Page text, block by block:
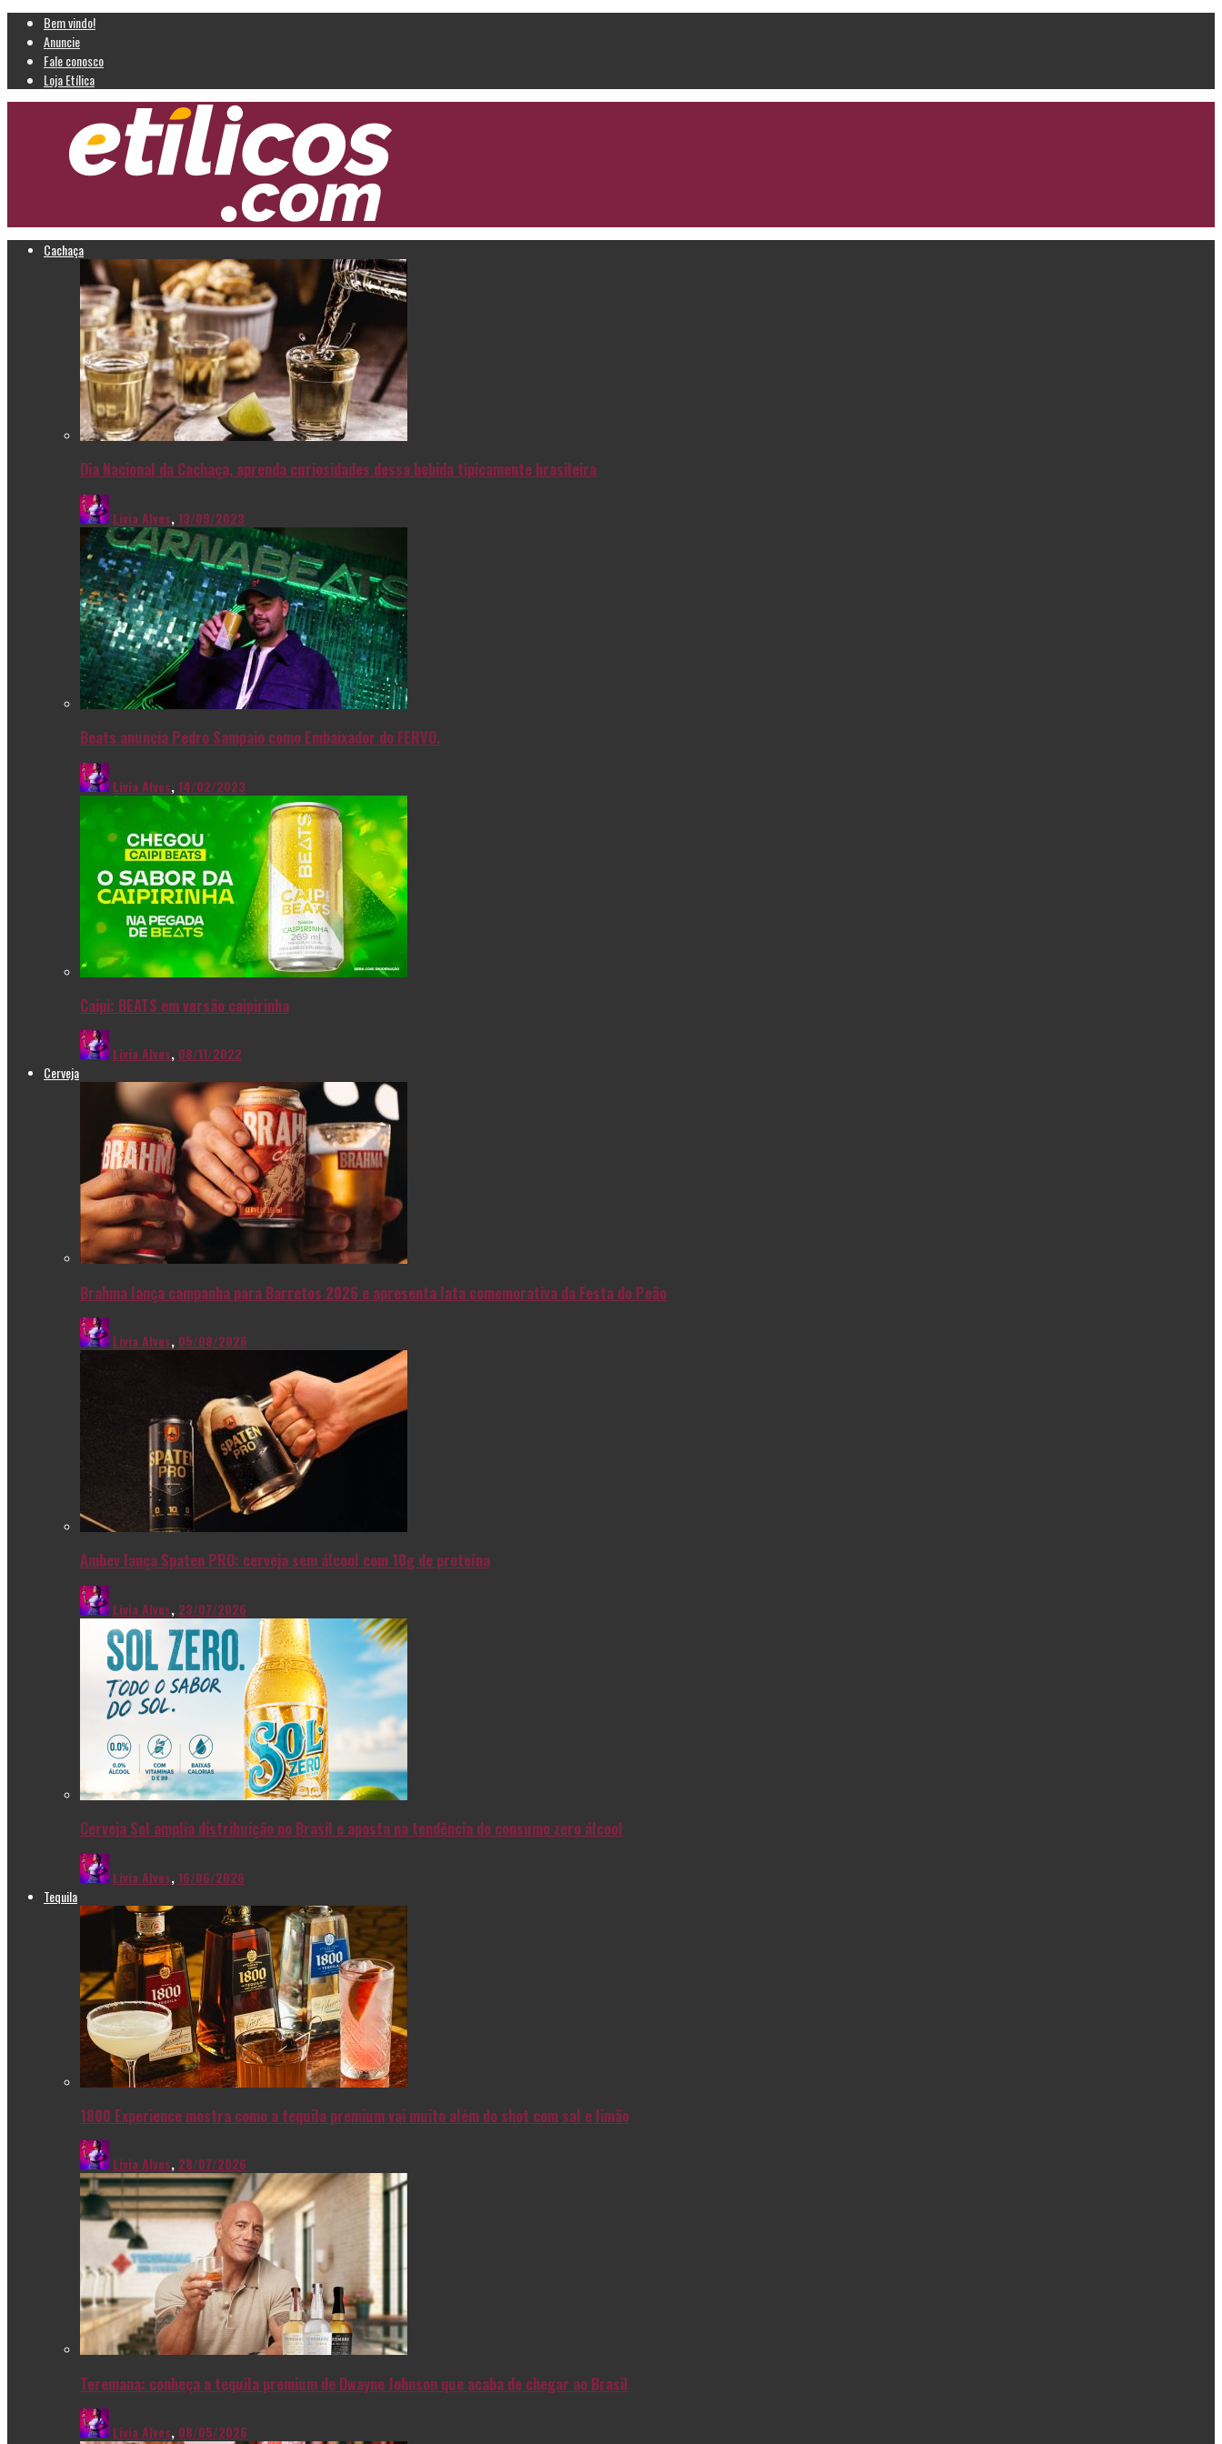
Bem vindo!
Anuncie
Fale conosco
Loja Etílica
Cachaça
Dia Nacional da Cachaça, aprenda curiosidades dessa bebida tipicamente brasileira
Livia Alves,13/09/2023
Beats anuncia Pedro Sampaio como Embaixador do FERVO.
Livia Alves,14/02/2023
Caipi: BEATS em versão caipirinha
Livia Alves, 08/11/2022
Cerveja
Brahma lança campanha para Barretos 2026 e apresenta lata comemorativa da Festa do Peão
Livia Alves, 05/08/2026
Ambev lança Spaten PRO: cerveja sem álcool com 10g de proteína
Livia Alves, 23/07/2026
Cerveja Sol amplia distribuição no Brasil e aposta na tendência de consumo zero álcool
Livia Alves,16/06/2026
Tequila
1800 Experience mostra como a tequila premium vai muito além do shot com sal e limão
Livia Alves, 28/07/2026
Teremana: conheça a tequila premium de Dwayne Johnson que acaba de chegar ao Brasil
Livia Alves, 08/05/2026